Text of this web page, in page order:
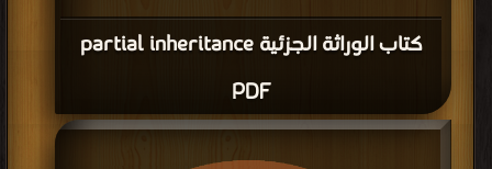
كتاب الوراثة الجزئية partial inheritance
PDF